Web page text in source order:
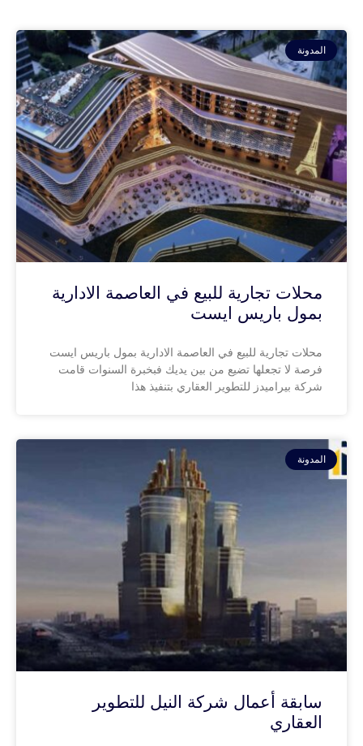
المدونة
محلات تجارية للبيع في العاصمة الادارية
بمول باريس ايست
محلات تجارية للبيع في العاصمة الادارية بمول باريس ايست
فرصة لا تجعلها تضيع من بين يديك فبخبرة السنوات قامت
شركة بيراميدز للتطوير العقاري بتنفيذ هذا
المدونة
سابقة أعمال شركة النيل للتطوير
العقاري